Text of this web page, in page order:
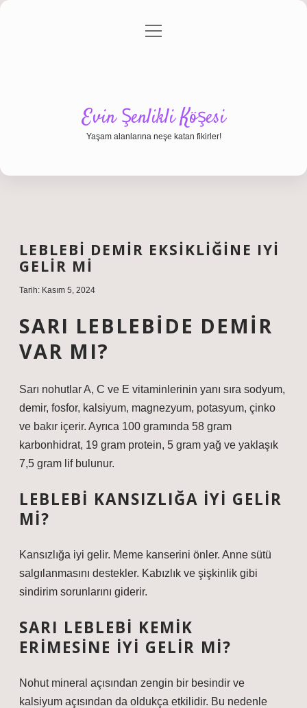
Gizlilik Politikası
menüyü
Evin Şenlikli Köşesi
Yaşam alanlarına neşe katan fikirler!
LEBLEBI DEMIR EKSIKLIĞINE IYI
GELIR MI
Tarih: Kasım 5, 2024
SARI LEBLEBIDE DEMIR
VAR MI?
Sarı nohutlar A, C ve E vitaminlerinin yanı sıra sodyum,
demir, fosfor, kalsiyum, magnezyum, potasyum, çinko
ve bakır içerir. Ayrıca 100 gramında 58 gram
karbonhidrat, 19 gram protein, 5 gram yağ ve yaklaşık
7,5 gram lif bulunur.
LEBLEBI KANSIZLIĞA IYI GELIR
MI?
Kansızlığa iyi gelir. Meme kanserini önler. Anne sütü
salgılanmasını destekler. Kabızlık ve şişkinlik gibi
sindirim sorunlarını giderir.
SARI LEBLEBI KEMIK
ERIMESINE IYI GELIR MI?
Nohut mineral açısından zengin bir besindir ve
kalsiyum açısından da oldukça etkilidir. Bu nedenle